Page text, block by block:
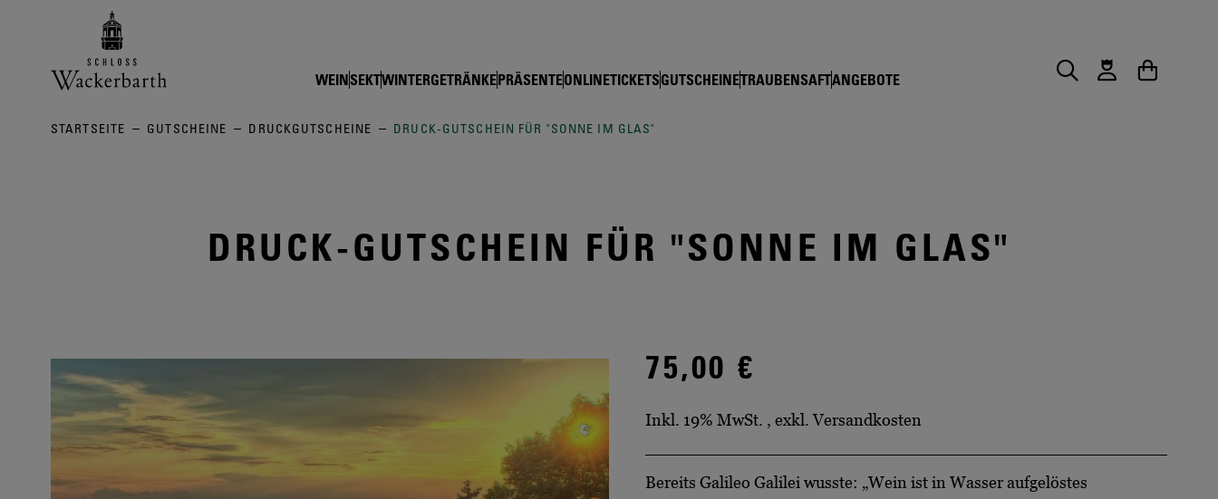
Zurück zur Startseite vom Onlineshop Schloss Wackerbarth
WEINSEKTWINTERGETRÄNKEPRÄSENTEONLINETICKETSGUTSCHEINETRAUBENSAFTANGEBOTE Suche Warenkorb
STARTSEITE GUTSCHEINE DRUCKGUTSCHEINE DRUCK-GUTSCHEIN FÜR "SONNE IM GLAS"
DRUCK-GUTSCHEIN FÜR "SONNE IM GLAS"
75,00 €
Inkl. 19% MwSt. , exkl.Versandkosten
Bereits Galileo Galilei wusste: „Wein ist in Wasser aufgelöstes